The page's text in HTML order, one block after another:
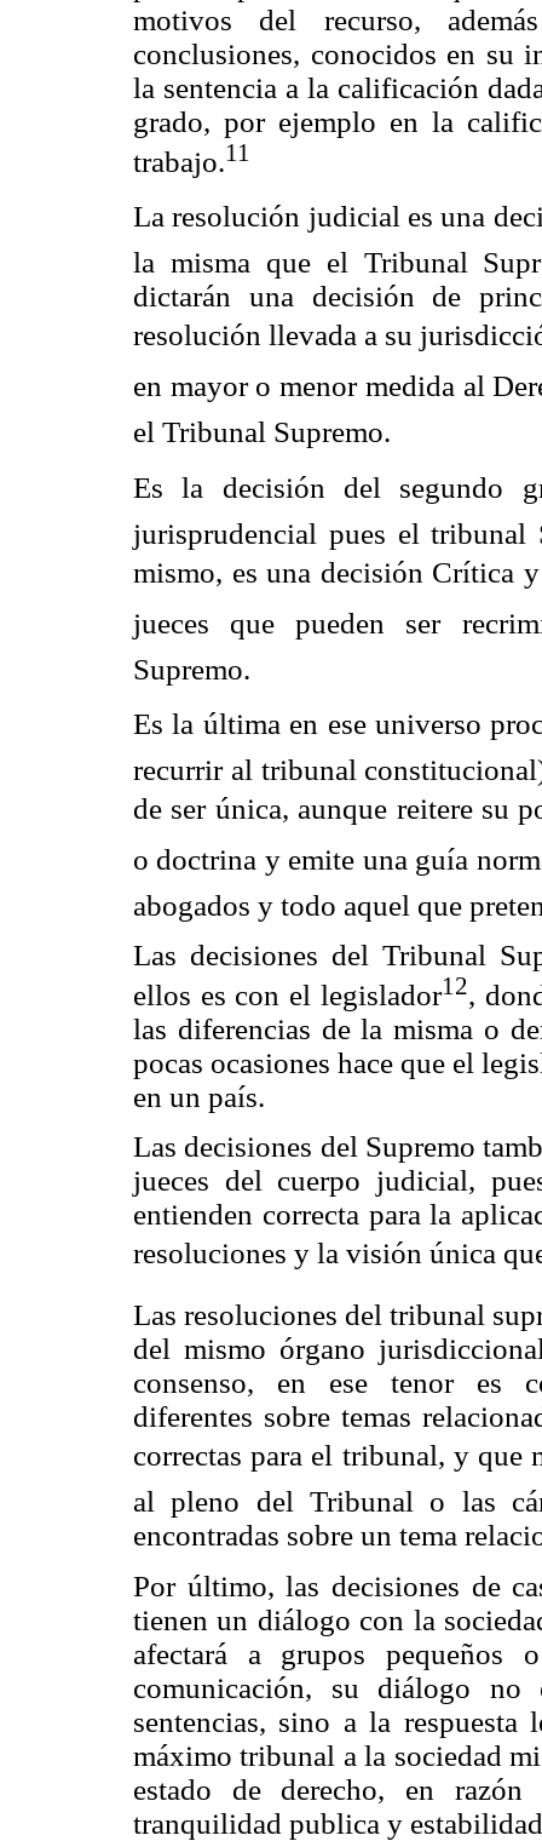
motivos del recurso,
conclusiones, conocidos en su
la sentencia a la calificación
grado, por ejemplo en la
trabajo.11
La resolución judicial es una
la misma que el Tribunal
dictarán una decisión de
resolución llevada a su
en mayor o menor medida al
el Tribunal Supremo.
Es la decisión del segundo
jurisprudencial pues el tribunal
mismo, es una decisión
jueces que pueden ser
Supremo.
Es la última en ese universo
recurrir al tribunal
de ser única, aunque reitere su
o doctrina y emite una guía
abogados y todo aquel que
Las decisiones del Tribunal
ellos es con el legislador12,
las diferencias de la misma o
pocas ocasiones hace que el
en un país.
Las decisiones del Supremo
jueces del cuerpo judicial,
entienden correcta para la
resoluciones y la visión única
Las resoluciones del tribunal
del mismo órgano
consenso, en ese tenor es
diferentes sobre temas
correctas para el tribunal, y que
al pleno del Tribunal o las
encontradas sobre un tema
Por último, las decisiones de
tienen un diálogo con la
afectará a grupos pequeños
comunicación, su diálogo
sentencias, sino a la
máximo tribunal a la sociedad
estado de derecho, en
tranquilidad publica y